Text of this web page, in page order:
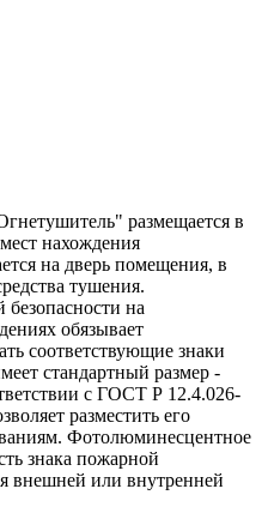
размещается в
нахождения
на дверь помещения, в
тушения.
на
обязывает
соответствующие знаки
стандартный размер -
с ГОСТ Р 12.4.026-
разместить его
Фотолюминесцентное
знака пожарной
внешней или внутренней